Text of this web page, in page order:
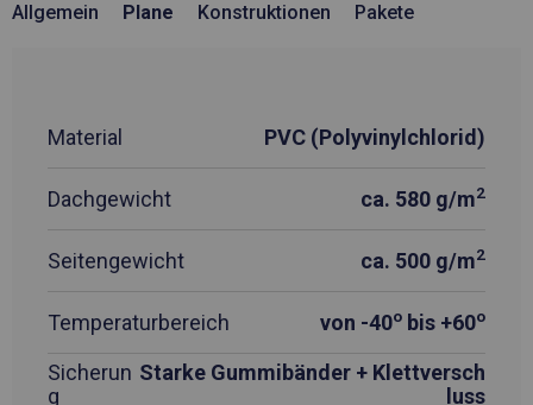
Allgemein Plane Konstruktionen Pakete
Material PVC (Polyvinylchlorid)
Dachgewicht ca. 580 g/m2
Seitengewicht ca. 500 g/m2
Temperaturbereich von -40o bis +60o
Sicherun
g
Starke Gummibänder + Klettversch
luss